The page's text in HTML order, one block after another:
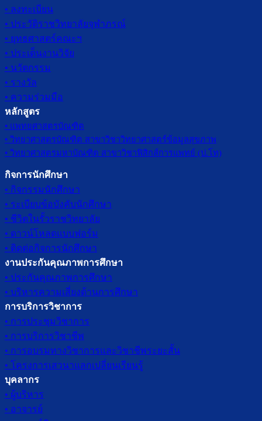
• ลงทะเบียน
• ประวัติราชวิทยาลัยจุฬาภรณ์
• ยุทธศาสตร์คณะฯ
• ประเด็นงานวิจัย
• นวัตกรรม
• รางวัล
• ความร่วมมือ
หลักสูตร
• แพทยศาสตรบัณฑิต
• วิทยาศาสตรบัณฑิต สาขาวิชาวิทยาศาสตร์ข้อมูลสุขภาพ
• วิทยาศาสตรมหาบัณฑิต สาขาวิชาฟิสิกส์การแพทย์ (ป.โท)
กิจการนักศึกษา
• กิจกรรมนักศึกษา
• ระเบียบข้อบังคับนักศึกษา
• ชีวิตในรั้วราชวิทยาลัย
• ดาวน์โหลดแบบฟอร์ม
• ติดต่อกิจการนักศึกษา
งานประกันคุณภาพการศึกษา
• ประกันคุณภาพการศึกษา
• บริหารความเสี่ยงด้านการศึกษา
การบริการวิชาการ
• การประชุมวิชาการ
• การบริการวิชาชีพ
• การอบรมทางวิชาการและวิชาชีพระยะสั้น
• โครงการเสวนาแลกเปลี่ยนเรียนรู้
บุคลากร
• ผู้บริหาร
• อาจารย์